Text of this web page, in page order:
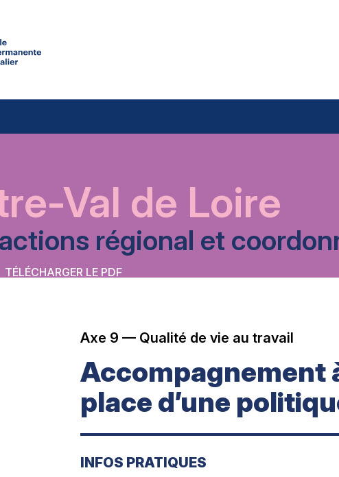
Val de Loire
régional et
TÉLÉCHARGER LE PDF
Axe 9 — Qualité de vie au travail
Accompagnement
place d’une
INFOS PRATIQUES